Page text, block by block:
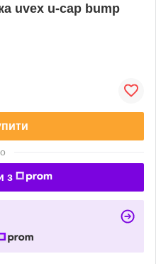
uvex u-cap bump
з